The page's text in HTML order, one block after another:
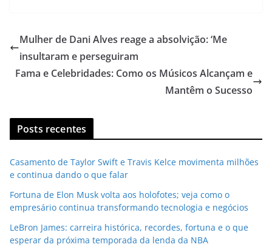
Mulher de Dani Alves reage a absolvição: ‘Me
insultaram e perseguiram
Fama e Celebridades: Como os Músicos Alcançam e
Mantêm o Sucesso
Posts recentes
Casamento de Taylor Swift e Travis Kelce movimenta milhões
e continua dando o que falar
Fortuna de Elon Musk volta aos holofotes; veja como o
empresário continua transformando tecnologia e negócios
LeBron James: carreira histórica, recordes, fortuna e o que
esperar da próxima temporada da lenda da NBA